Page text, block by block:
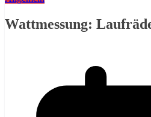
Wattmessung: